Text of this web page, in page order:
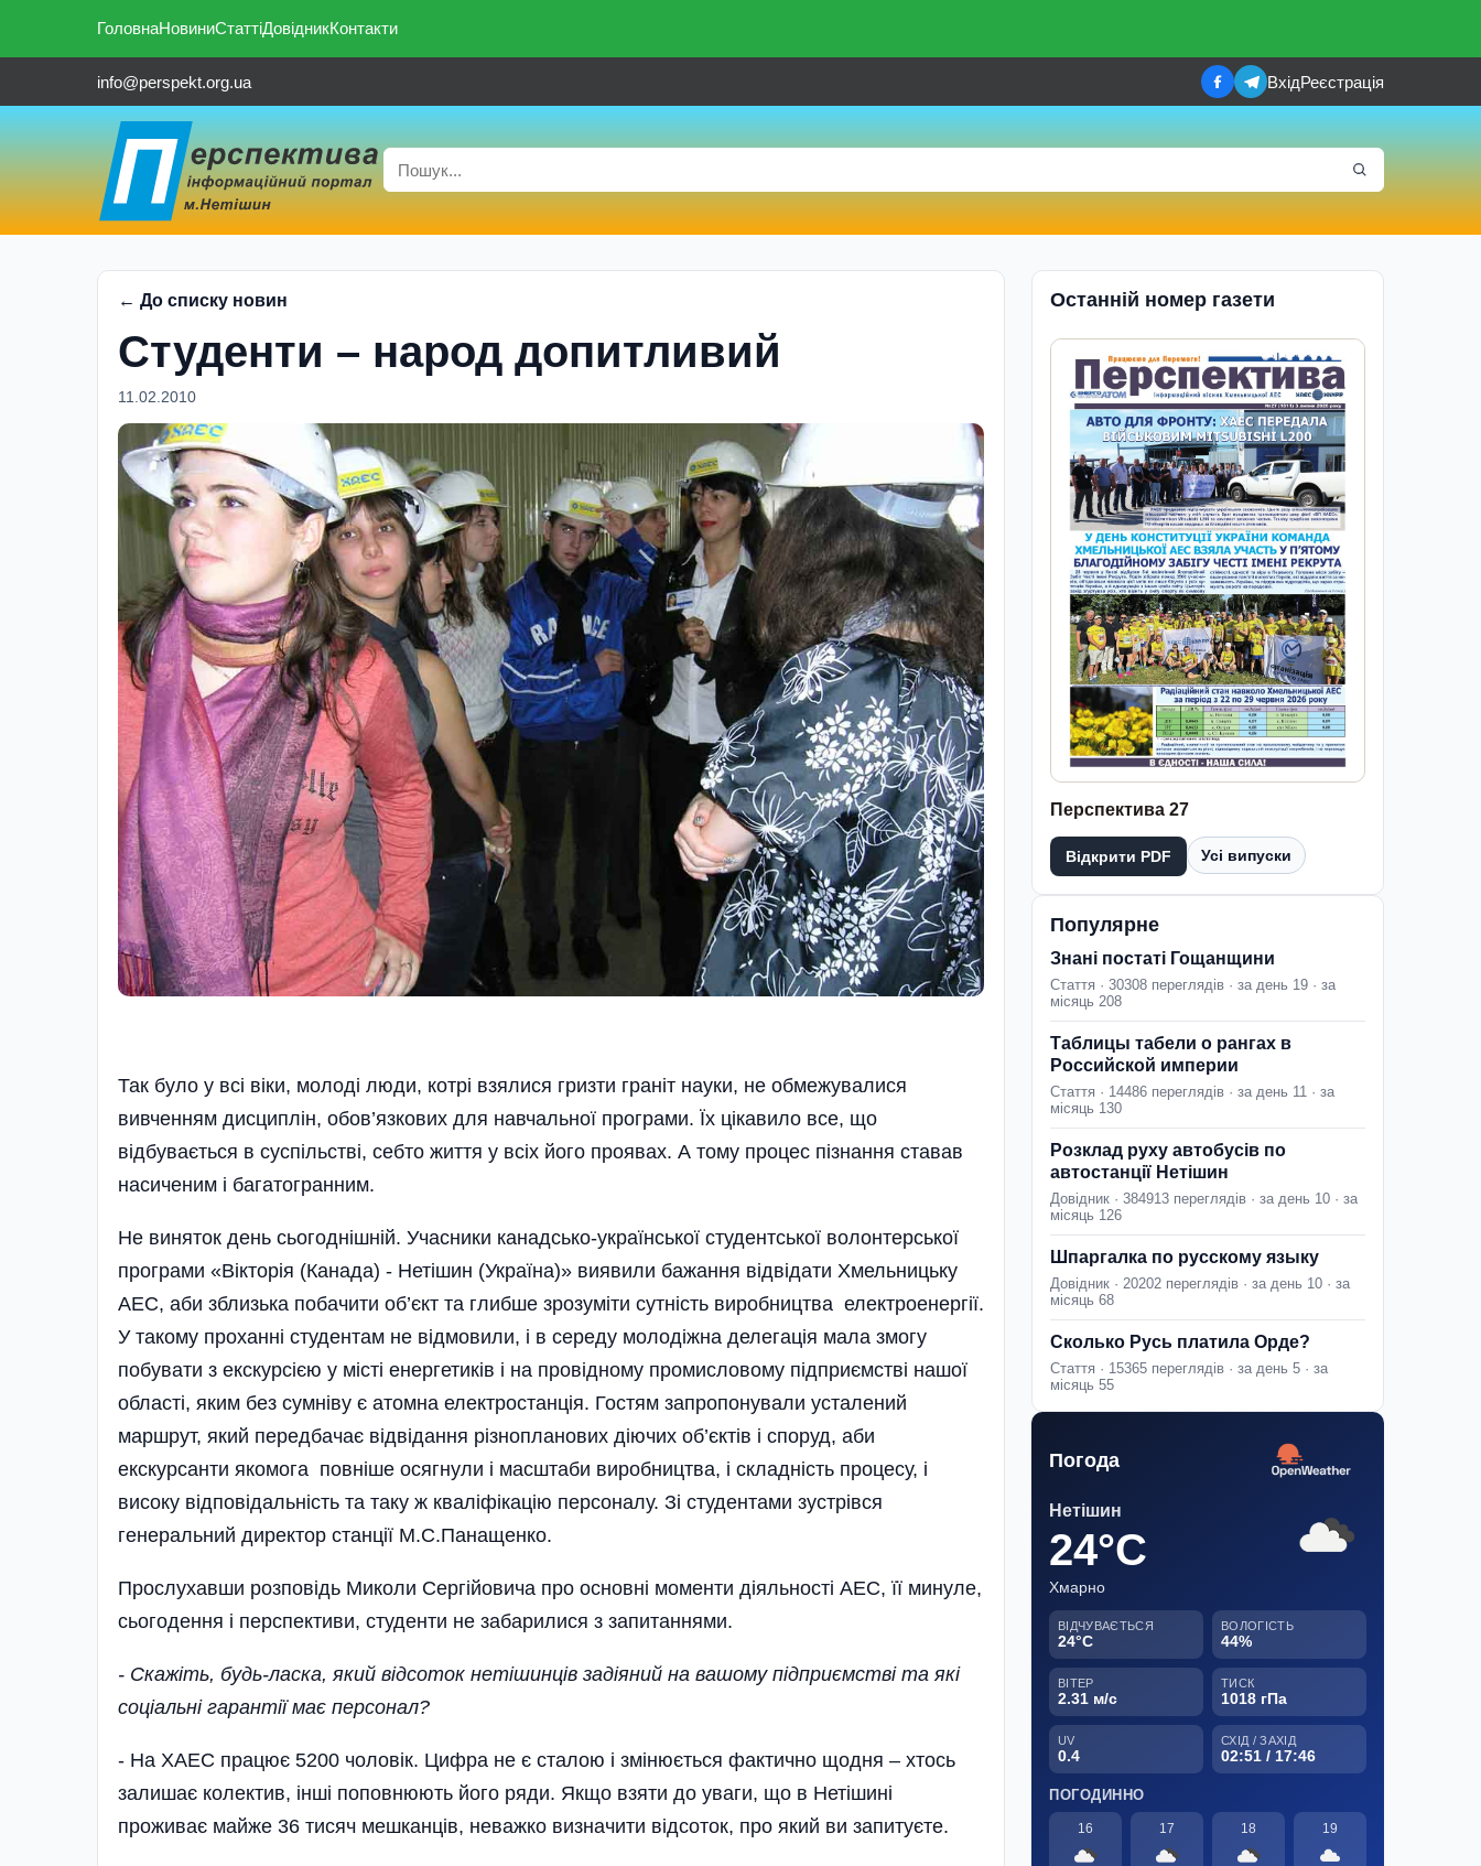
ГоловнаНовиниСтаттіДовідникКонтакти
info@perspekt.org.ua ВхідРеєстрація
← До списку новин
Студенти – народ допитливий
11.02.2010
Так було у всі віки, молоді люди, котрі взялися гризти граніт науки, не обмежувалися
вивченням дисциплін, обов’язкових для навчальної програми. Їх цікавило все, що
відбувається в суспільстві, себто життя у всіх його проявах. А тому процес пізнання ставав
насиченим і багатогранним.
Не виняток день сьогоднішній. Учасники канадсько-української студентської волонтерської
програми «Вікторія (Канада) - Нетішин (Україна)» виявили бажання відвідати Хмельницьку
АЕС, аби зблизька побачити об’єкт та глибше зрозуміти сутність виробництва електроенергії.
У такому проханні студентам не відмовили, і в середу молодіжна делегація мала змогу
побувати з екскурсією у місті енергетиків і на провідному промисловому підприємстві нашої
області, яким без сумніву є атомна електростанція. Гостям запропонували усталений
маршрут, який передбачає відвідання різнопланових діючих об’єктів і споруд, аби
екскурсанти якомога повніше осягнули і масштаби виробництва, і складність процесу, і
високу відповідальність та таку ж кваліфікацію персоналу. Зі студентами зустрівся
генеральний директор станції М.С.Панащенко.
Прослухавши розповідь Миколи Сергійовича про основні моменти діяльності АЕС, її минуле,
сьогодення і перспективи, студенти не забарилися з запитаннями.
- Скажіть, будь-ласка, який відсоток нетішинців задіяний на вашому підприємстві та які
соціальні гарантії має персонал?
- На ХАЕС працює 5200 чоловік. Цифра не є сталою і змінюється фактично щодня – хтось
залишає колектив, інші поповнюють його ряди. Якщо взяти до уваги, що в Нетішині
проживає майже 36 тисяч мешканців, неважко визначити відсоток, про який ви запитуєте.
Останній номер газети
Перспектива 27
Відкрити PDF Усі випуски
Популярне
Знані постаті Гощанщини
Стаття · 30308 переглядів · за день 19 · за
місяць 208
Таблицы табели о рангах в
Российской империи
Стаття · 14486 переглядів · за день 11 · за
місяць 130
Розклад руху автобусів по
автостанції Нетішин
Довідник · 384913 переглядів · за день 10 · за
місяць 126
Шпаргалка по русскому языку
Довідник · 20202 переглядів · за день 10 · за
місяць 68
Сколько Русь платила Орде?
Стаття · 15365 переглядів · за день 5 · за
місяць 55
Погода
Нетішин
24°C
Хмарно
ВІДЧУВАЄТЬСЯ
24°C
ВОЛОГІСТЬ
44%
ВІТЕР
2.31 м/с
ТИСК
1018 гПа
UV
0.4
СХІД / ЗАХІД
02:51 / 17:46
ПОГОДИННО
16 17 18 19